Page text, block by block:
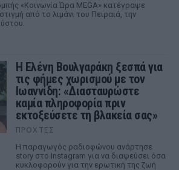
«Κοινωνία Ώρα MEGA» κατέγραψε
από το λιμάνι του Πειραιά, την
Η Ελένη Βουλγαράκη ξεσπά για
τις φήμες χωρισμού με τον
Ιωαννίδη: «Διασταυρώστε
καμία πληροφορία πριν
εκτοξεύσετε τη βλακεία σας»
ΠΡΟΧΤΈΣ
Η παραγωγός ραδιοφώνου ανάρτησε
story στο Instagram για να διαψεύσει όσα
κυκλοφορούν για την ερωτική της ζωή